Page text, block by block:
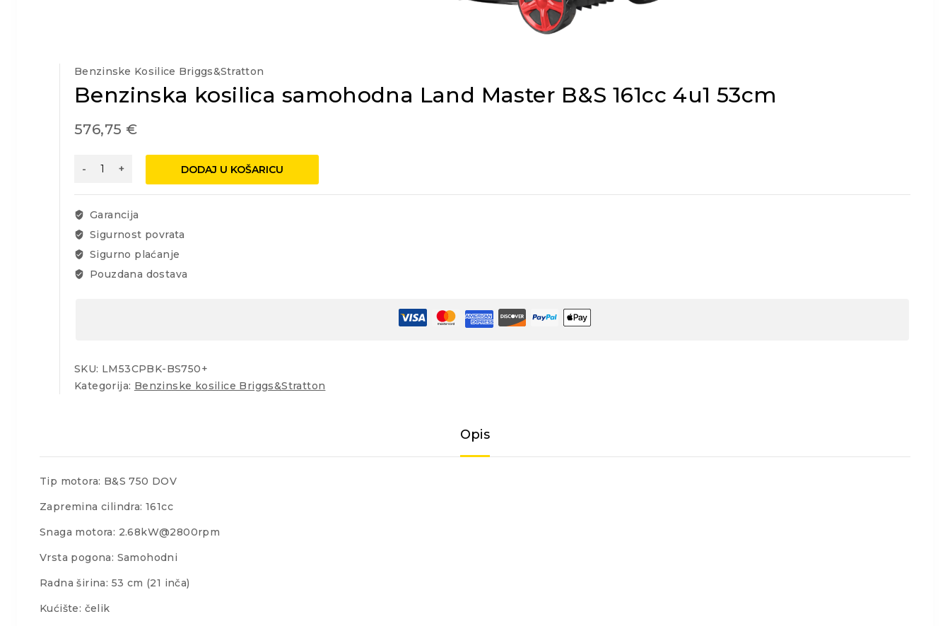
Benzinske Kosilice Briggs&Stratton
Benzinska kosilica samohodna Land Master B&S 161cc 4u1 53cm
576,75 €
Benzinska
samohodna
Land
Master
B&S
161cc
4u1
DODAJ U KOŠARICU
Garancija
Sigurnost povrata
Sigurno plaćanje
Pouzdana dostava
SKU: LM53CPBK-BS750+
Kategorija: Benzinske kosilice Briggs&Stratton
Opis
Tip motora: B&S 750 DOV
Zapremina cilindra: 161cc
Snaga motora: 2.68kW@2800rpm
Vrsta pogona: Samohodni
Radna širina: 53 cm (21 inča)
Kućište: čelik